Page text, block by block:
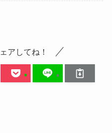
アしてね！